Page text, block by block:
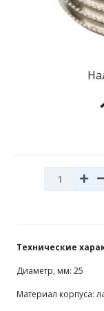
Технические
Диаметр, мм: 25
Материал корпуса: